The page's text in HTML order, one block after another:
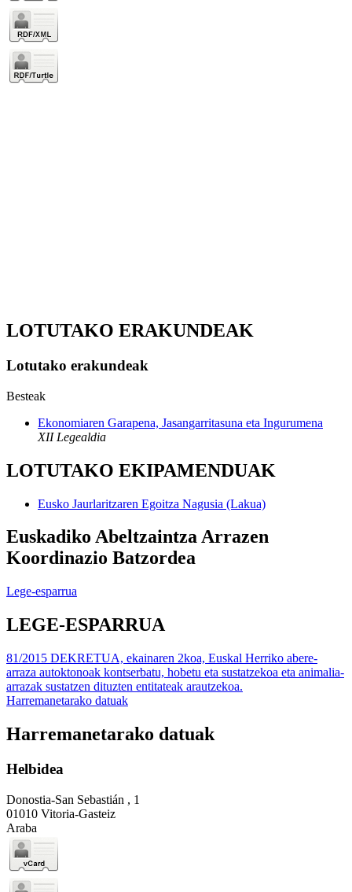
LOTUTAKO ERAKUNDEAK
Lotutako erakundeak
Besteak
Ekonomiaren Garapena, Jasangarritasuna eta Ingurumena
XII Legealdia
LOTUTAKO EKIPAMENDUAK
Eusko Jaurlaritzaren Egoitza Nagusia (Lakua)
Euskadiko Abeltzaintza Arrazen
Koordinazio Batzordea
Lege-esparrua
LEGE-ESPARRUA
81/2015 DEKRETUA, ekainaren 2koa, Euskal Herriko abere-
arraza autoktonoak kontserbatu, hobetu eta sustatzekoa eta animalia-
arrazak sustatzen dituzten entitateak arautzekoa.
Harremanetarako datuak
Harremanetarako datuak
Helbidea
Donostia-San Sebastián , 1
01010 Vitoria-Gasteiz
Araba